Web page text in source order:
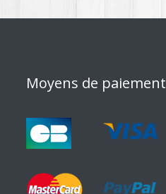
Moyens de paiement